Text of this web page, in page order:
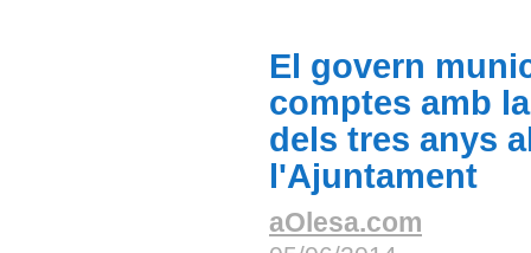
El govern
comptes amb
dels tres anys
l'Ajuntament
aOlesa.com